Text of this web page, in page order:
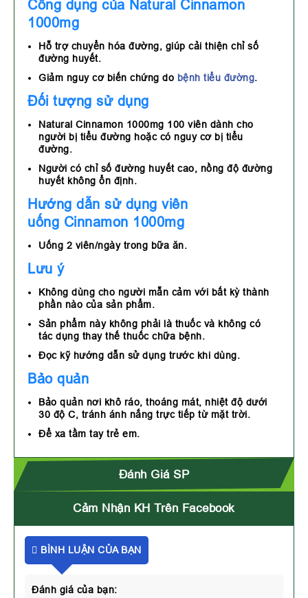
Công dụng của Natural Cinnamon
1000mg
Hỗ trợ chuyển hóa đường, giúp cải thiện chỉ số
đường huyết.
Giảm nguy cơ biến chứng do bệnh tiểu đường.
Đối tượng sử dụng
Natural Cinnamon 1000mg 100 viên dành cho
người bị tiểu đường hoặc có nguy cơ bị tiểu
đường.
Người có chỉ số đường huyết cao, nồng độ đường
huyết không ổn định.
Hướng dẫn sử dụng viên
uống Cinnamon 1000mg
Uống 2 viên/ngày trong bữa ăn.
Lưu ý
Không dùng cho người mẫn cảm với bất kỳ thành
phần nào của sản phẩm.
Sản phẩm này không phải là thuốc và không có
tác dụng thay thế thuốc chữa bệnh.
Đọc kỹ hướng dẫn sử dụng trước khi dùng.
Bảo quản
Bảo quản nơi khô ráo, thoáng mát, nhiệt độ dưới
30 độ C, tránh ánh nắng trực tiếp từ mặt trời.
Để xa tầm tay trẻ em.
Đánh Giá SP
Cảm Nhận KH Trên Facebook
BÌNH LUẬN CỦA BẠN
Đánh giá của bạn: